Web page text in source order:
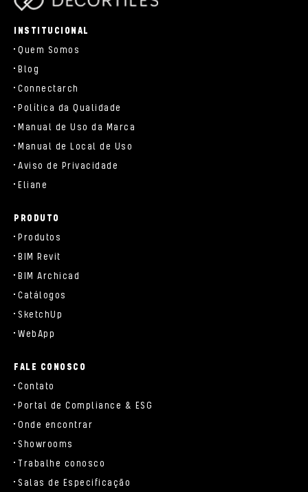
INSTITUCIONAL
Quem Somos
Blog
Connectarch
Política da Qualidade
Manual de Uso da Marca
Manual de Local de Uso
Aviso de Privacidade
Eliane
PRODUTO
Produtos
BIM Revit
BIM Archicad
Catálogos
SketchUp
WebApp
FALE CONOSCO
Contato
Portal de Compliance & ESG
Onde encontrar
Showrooms
Trabalhe conosco
Salas de Especificação